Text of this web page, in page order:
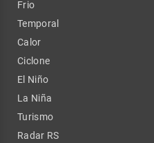
Frio
Temporal
Calor
Ciclone
El Niño
La Niña
Turismo
Radar RS